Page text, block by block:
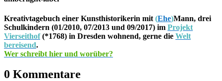
Kreativtagebuch einer Kunsthistorikerin mit (Ehe)Mann, drei
Schulkindern (01/2010, 07/2013 und 09/2017) im Projekt
Vierseithof(*1768) in Dresden wohnend, gerne die Welt
bereisend.
Wer schreibt hier und worüber?
0 Kommentare